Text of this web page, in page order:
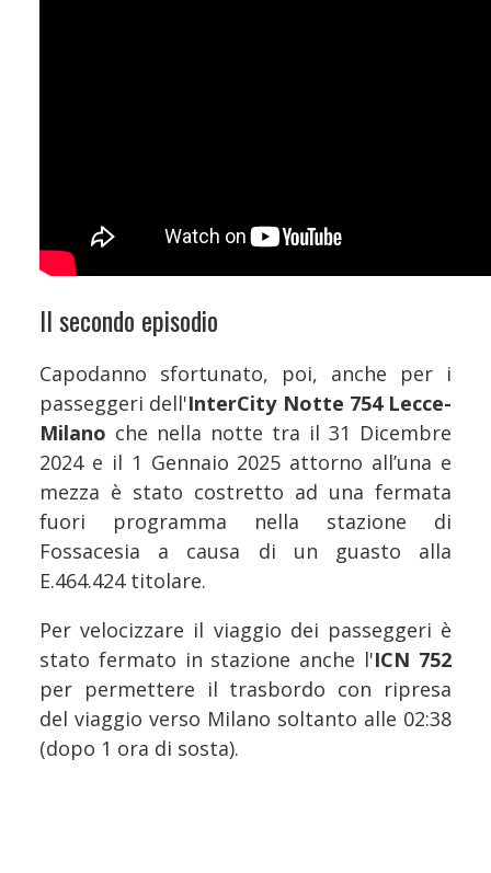
Il secondo episodio
Capodanno sfortunato, poi, anche per i
passeggeri dell'InterCity Notte 754 Lecce-
Milano che nella notte tra il 31 Dicembre
2024 e il 1 Gennaio 2025 attorno all’una e
mezza è stato costretto ad una fermata
fuori programma nella stazione di
Fossacesia a causa di un guasto alla
E.464.424 titolare.
Per velocizzare il viaggio dei passeggeri è
stato fermato in stazione anche l'ICN 752
per permettere il trasbordo con ripresa
del viaggio verso Milano soltanto alle 02:38
(dopo 1 ora di sosta).